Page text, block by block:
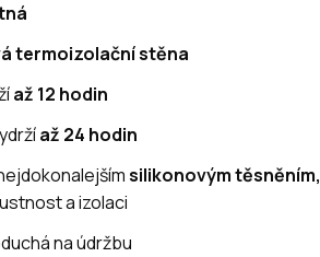
termoizolační stěna
až 12 hodin
až 24 hodin
silikonovým těsněním,
a izolaci
na údržbu